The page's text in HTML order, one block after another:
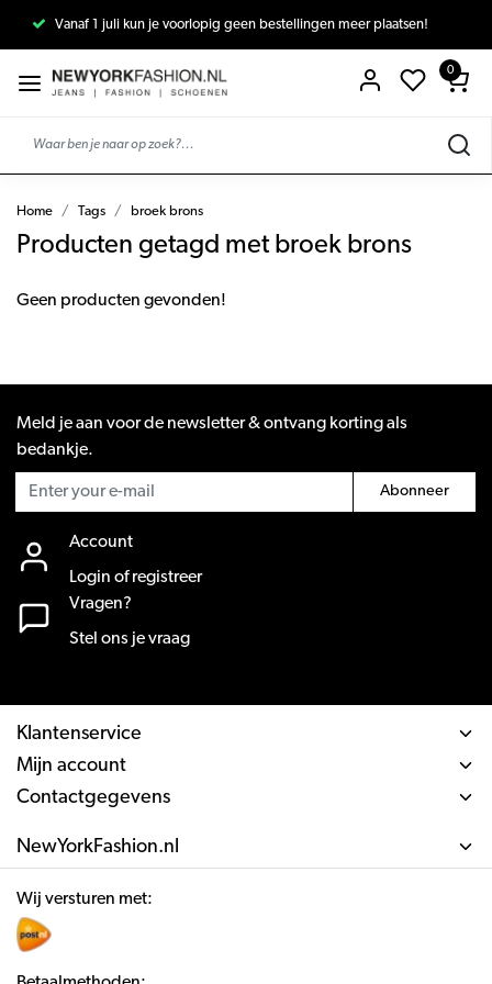
Vanaf 1 juli kun je voorlopig geen bestellingen meer plaatsen!
0
Home Tags broek brons
Producten getagd met broek brons
Geen producten gevonden!
Meld je aan voor de newsletter & ontvang korting als
bedankje.
Abonneer
Account
Login of registreer
Vragen?
Stel ons je vraag
Klantenservice
Mijn account
Contactgegevens
NewYorkFashion.nl
Wij versturen met: